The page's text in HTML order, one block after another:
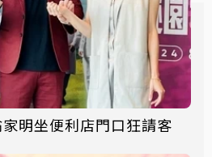
明坐便利店門口狂請客